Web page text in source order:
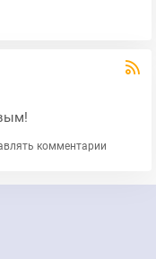
комментарии